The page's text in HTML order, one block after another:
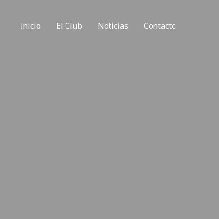
Inicio El Club Noticias Contacto